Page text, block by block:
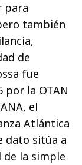
para
también
de
fue
por la OTAN
el
Atlántica
dato sitúa a
la simple